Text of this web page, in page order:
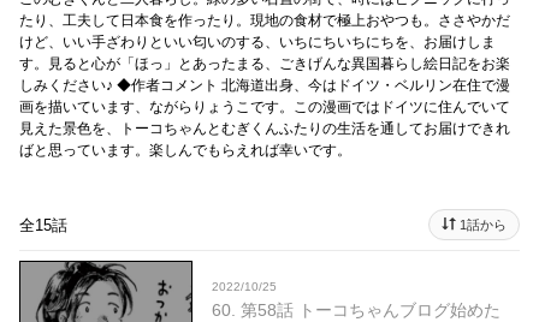
たり、工夫して日本食を作ったり。現地の食材で極上おやつも。ささやかだ
けど、いい手ざわりといい匂いのする、いちにちいちにちを、お届けしま
す。見ると心が「ほっ」とあったまる、ごきげんな異国暮らし絵日記をお楽
しみください♪ ◆作者コメント 北海道出身、今はドイツ・ベルリン在住で漫
画を描いています、ながらりょうこです。この漫画ではドイツに住んでいて
見えた景色を、トーコちゃんとむぎくんふたりの生活を通してお届けできれ
ばと思っています。楽しんでもらえれば幸いです。
全15話 1話から
2022/10/25
60. 第58話 トーコちゃんブログ始めた